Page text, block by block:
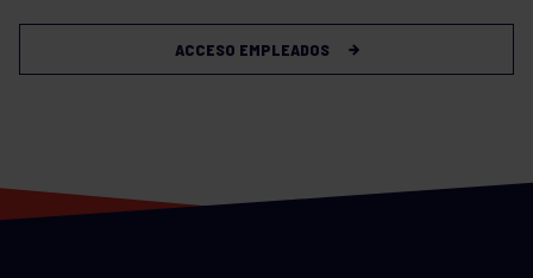
ACCESO EMPLEADOS